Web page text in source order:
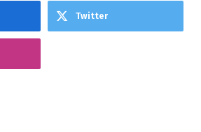
Twitter